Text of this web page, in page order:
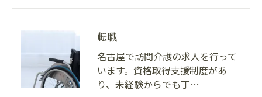
転職
名古屋で訪問介護の求人を行って
います。資格取得支援制度があ
り、未経験からでも丁…